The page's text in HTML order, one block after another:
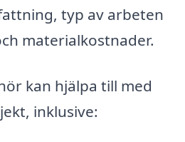
typ av arbeten
materialkostnader.
kan hjälpa till med
inklusive: